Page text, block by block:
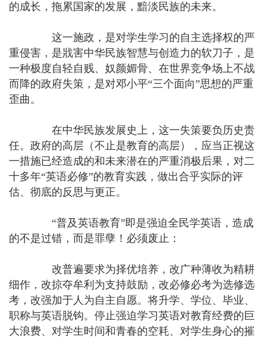
的成长，拖累国家的发展，黯淡民族的未来。
这一施政，是对学生学习的自主选择权的严
重侵害，是戕害中华民族智慧与创造力的软刀子，是
一种极度自轻自贱、奴颜媚骨、在世界竞争场上不战
而降的政府失策，是对邓小平“三个面向”思想的严重
歪曲。
在中华民族发展史上，这一失策要负历史责
任。政府的高层（不止是教育的高层），应当正视这
一措施已经造成的和未来潜在的严重消极后果，对二
十多年“英语必修”的教育实践，做出合乎实际的评
估、彻底的反思与更正。
“普及英语教育”即是强迫全民学英语，造成
的不是过错，而是罪孽！必须废止：
改普遍要求为择优培养，改广种薄收为精耕
细作，改掠夺牟利为支持鼓励，改必修必考为选修选
考，改强加于人为自主自愿。将升学、学位、毕业、
职称与英语脱钩。停止强迫学习英语对教育经费的巨
大浪费、对学生时间和青春的空耗、对学生身心的摧